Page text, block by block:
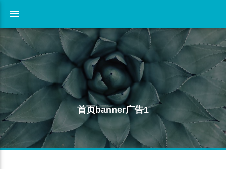
首页banner广告1